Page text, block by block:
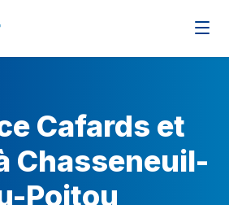
Cafards et
Chasseneuil-
Poitou